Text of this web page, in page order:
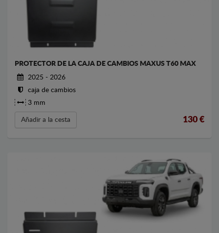
PROTECTOR DE LA CAJA DE CAMBIOS MAXUS T60 MAX
2025 - 2026
caja de cambios
3 mm
Añadir a la cesta 130 €